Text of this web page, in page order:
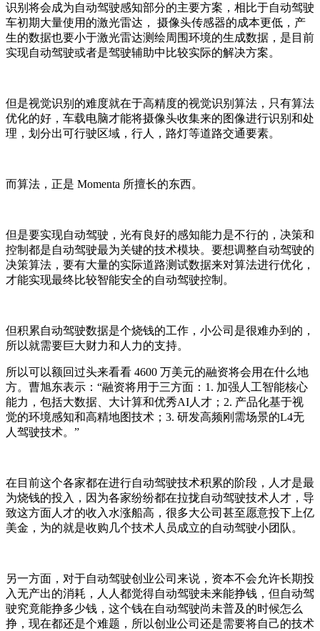
识别将会成为自动驾驶感知部分的主要方案，相比于自动驾驶
车初期大量使用的激光雷达， 摄像头传感器的成本更低，产
生的数据也要小于激光雷达测绘周围环境的生成数据，是目前
实现自动驾驶或者是驾驶辅助中比较实际的解决方案。
但是视觉识别的难度就在于高精度的视觉识别算法，只有算法
优化的好，车载电脑才能将摄像头收集来的图像进行识别和处
理，划分出可行驶区域，行人，路灯等道路交通要素。
而算法，正是 Momenta 所擅长的东西。
但是要实现自动驾驶，光有良好的感知能力是不行的，决策和
控制都是自动驾驶最为关键的技术模块。要想调整自动驾驶的
决策算法，要有大量的实际道路测试数据来对算法进行优化，
才能实现最终比较智能安全的自动驾驶控制。
但积累自动驾驶数据是个烧钱的工作，小公司是很难办到的，
所以就需要巨大财力和人力的支持。
所以可以额回过头来看看 4600 万美元的融资将会用在什么地
方。曹旭东表示：“融资将用于三方面：1. 加强人工智能核心
能力，包括大数据、大计算和优秀AI人才；2. 产品化基于视
觉的环境感知和高精地图技术；3. 研发高频刚需场景的L4无
人驾驶技术。”
在目前这个各家都在进行自动驾驶技术积累的阶段，人才是最
为烧钱的投入，因为各家纷纷都在拉拢自动驾驶技术人才，导
致这方面人才的收入水涨船高，很多大公司甚至愿意投下上亿
美金，为的就是收购几个技术人员成立的自动驾驶小团队。
另一方面，对于自动驾驶创业公司来说，资本不会允许长期投
入无产出的消耗，人人都觉得自动驾驶未来能挣钱，但自动驾
驶究竟能挣多少钱，这个钱在自动驾驶尚未普及的时候怎么
挣，现在都还是个难题，所以创业公司还是需要将自己的技术